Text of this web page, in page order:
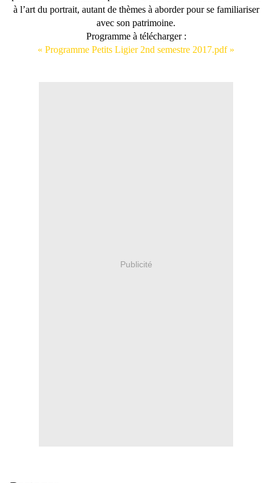
à l’art du portrait, autant de thèmes à aborder pour se familiariser
avec son patrimoine.
Programme à télécharger :
« Programme Petits Ligier 2nd semestre 2017.pdf »
Publicité